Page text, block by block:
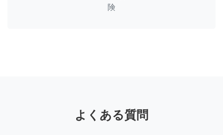
険
よくある質問